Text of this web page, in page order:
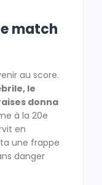
match
au score.
le
donna
à la 20e
en
une frappe
danger